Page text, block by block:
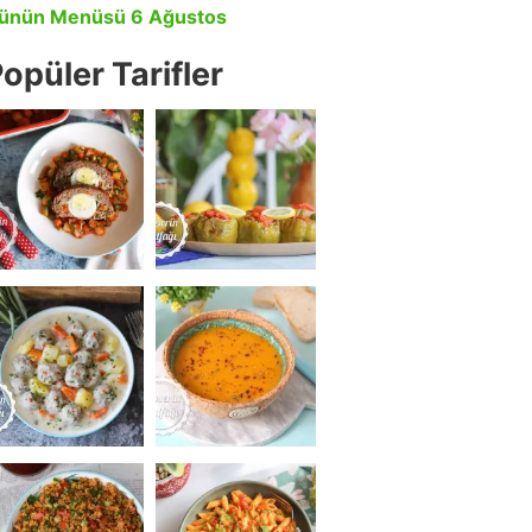
Menüsü 6 Ağustos
Tarifler